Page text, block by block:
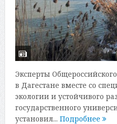
Эксперты
в Дагестане вместе со
экологии и устойчивого
государственного
установил... Подробнее